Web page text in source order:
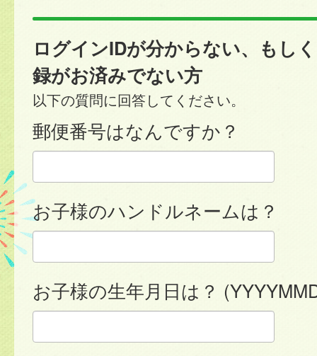
ログインIDが分からない、もし
録がお済みでない方
以下の質問に回答してください。
郵便番号はなんですか？
お子様のハンドルネームは？
お子様の生年月日は？